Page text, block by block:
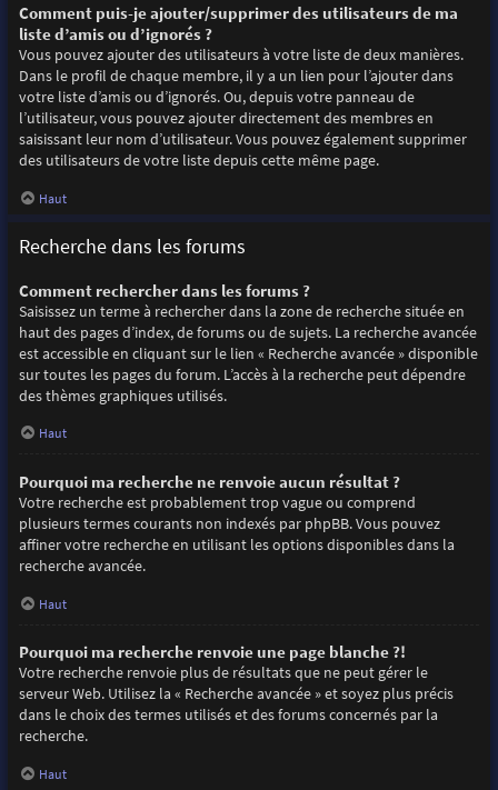
Comment puis-je ajouter/supprimer des utilisateurs de ma
liste d’amis ou d’ignorés ?
Vous pouvez ajouter des utilisateurs à votre liste de deux manières.
Dans le profil de chaque membre, il y a un lien pour l’ajouter dans
votre liste d’amis ou d’ignorés. Ou, depuis votre panneau de
l’utilisateur, vous pouvez ajouter directement des membres en
saisissant leur nom d’utilisateur. Vous pouvez également supprimer
des utilisateurs de votre liste depuis cette même page.
Haut
Recherche dans les forums
Comment rechercher dans les forums ?
Saisissez un terme à rechercher dans la zone de recherche située en
haut des pages d’index, de forums ou de sujets. La recherche avancée
est accessible en cliquant sur le lien « Recherche avancée » disponible
sur toutes les pages du forum. L’accès à la recherche peut dépendre
des thèmes graphiques utilisés.
Haut
Pourquoi ma recherche ne renvoie aucun résultat ?
Votre recherche est probablement trop vague ou comprend
plusieurs termes courants non indexés par phpBB. Vous pouvez
affiner votre recherche en utilisant les options disponibles dans la
recherche avancée.
Haut
Pourquoi ma recherche renvoie une page blanche ?!
Votre recherche renvoie plus de résultats que ne peut gérer le
serveur Web. Utilisez la « Recherche avancée » et soyez plus précis
dans le choix des termes utilisés et des forums concernés par la
recherche.
Haut